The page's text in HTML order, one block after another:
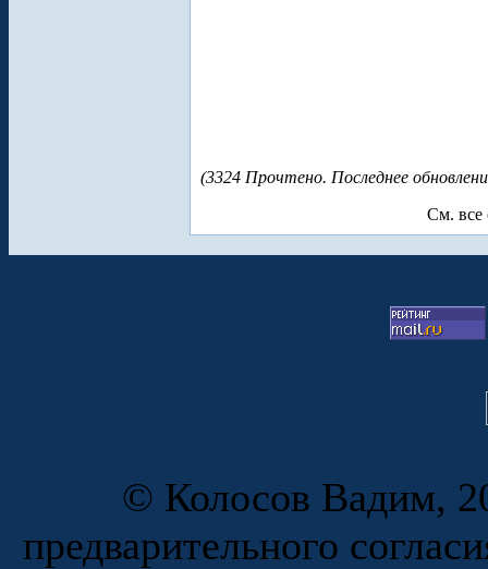
(3324 Прочтено. Последнее
См. все
© Колосов Вадим,
предварительного